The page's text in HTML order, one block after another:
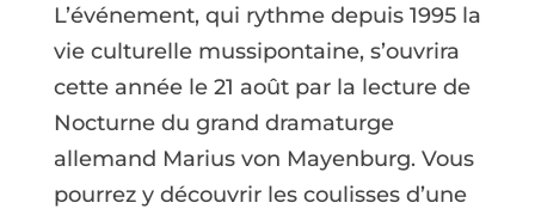
L’événement, qui rythme depuis 1995 la
vie culturelle mussipontaine, s’ouvrira
cette année le 21 août par la lecture de
Nocturne du grand dramaturge
allemand Marius von Mayenburg. Vous
pourrez y découvrir les coulisses d’une